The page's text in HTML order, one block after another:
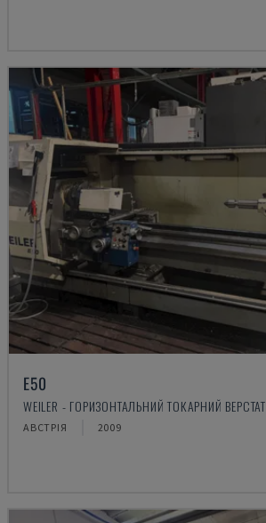
E50
WEILER - ГОРИЗОНТАЛЬНИЙ ТОКАРНИЙ ВЕРСТАТ
АВСТРІЯ 2009